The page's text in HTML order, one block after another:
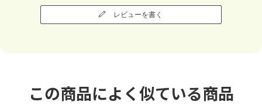
レビューを書く
この商品によく似ている商品